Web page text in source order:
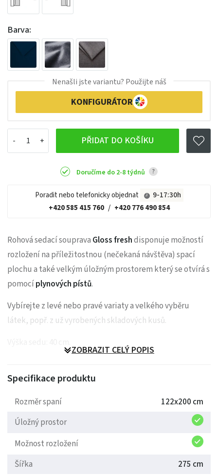
Barva:
PŘIDAT DO KOŠÍKU
Nenašli jste variantu? Použijte náš
KONFIGURÁTOR
Doručíme do 2-8 týdnů ?
Poradit nebo telefonicky objednat
9-17:30h
+420 585 415 760 / +420 776 490 854
Rohová sedací souprava Gloss freshdisponuje možností
rozložení na příležitostnou (nečekaná návštěva) spací
plochu a také velkým úložným prostorem který se otvírá s
pomocíplynových pístů.
Vybírejte z levé nebo pravé variaty a velkého vyběru
látek, popř. z už vyrobených skladových kusů.
ZOBRAZIT CELÝ POPIS
Specifikace produktu
Rozměr spaní
122x200 cm
Úložný prostor
Možnost rozložení
Šířka
275 cm